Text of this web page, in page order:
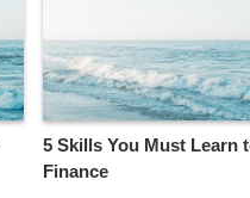
5 Skills You Must Learn
Finance